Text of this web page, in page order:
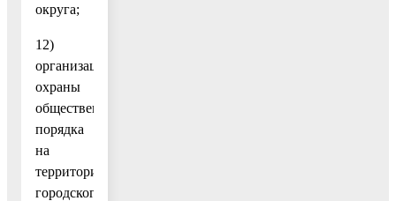
округа;
12)
организация
охраны
общественного
порядка
на
территории
городского